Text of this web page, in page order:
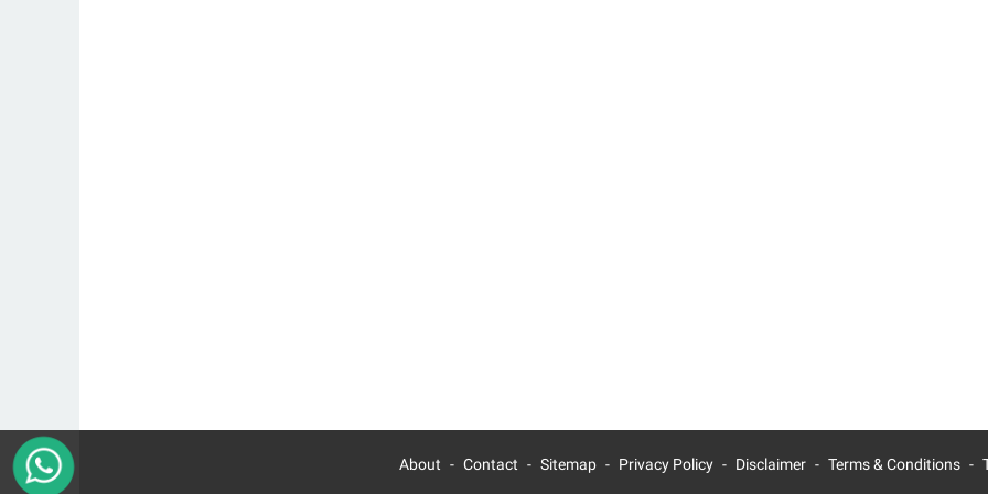
About Contact Sitemap Privacy Policy Disclaimer Terms & Conditions